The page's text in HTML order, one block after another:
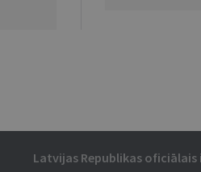
Latvijas Republikas